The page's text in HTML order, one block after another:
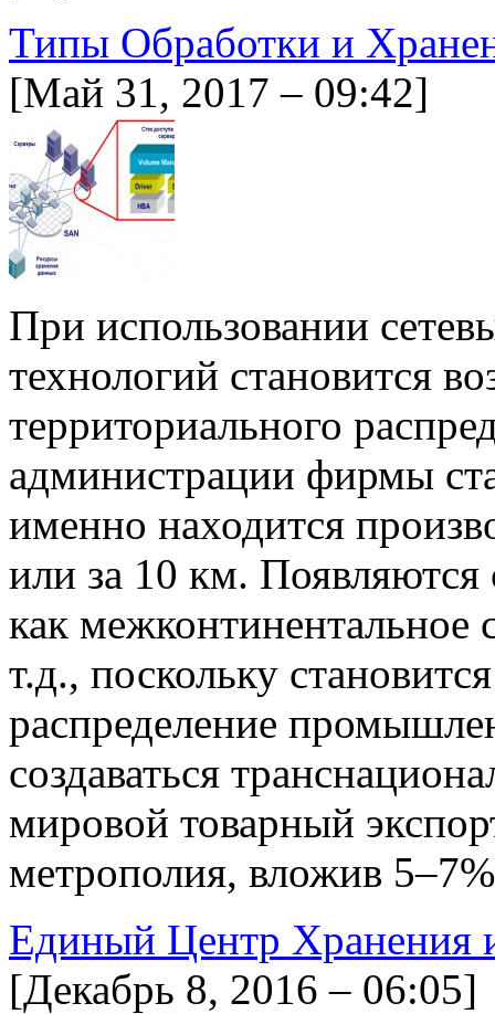
Типы Обработки и
[Май 31, 2017 – 09:42]
При использовании
технологий становится
территориального
администрации фирмы
именно находится
или за 10 км. Появляются
как межконтинентальное
т.д., поскольку
распределение
создаваться
мировой товарный
метрополия, вложив
Единый Центр Хранения
[Декабрь 8, 2016 – 06:05]